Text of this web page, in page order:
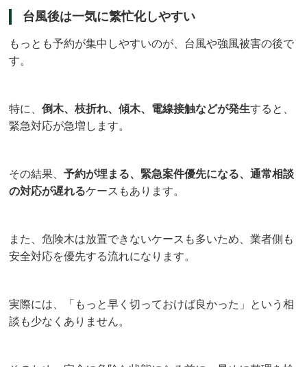
台風後は一気に繁忙化しやすい
もっとも予約が集中しやすいのが、台風や強風被害の後で
す。
特に、倒木、枝折れ、傾木、電線接触などが発生すると、
緊急対応が急増します。
その結果、予約が埋まる、緊急案件優先になる、通常相談
の対応が遅れるケースもあります。
また、危険木は放置できないケースも多いため、業者側も
安全対応を優先する流れになります。
実際には、「もっと早く切っておけば良かった」という相
談も少なくありません。